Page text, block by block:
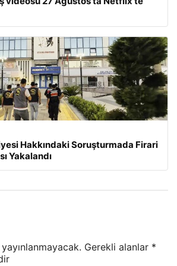
Hakkındaki Soruşturmada Firari
Yakalandı
Gerekli alanlar *